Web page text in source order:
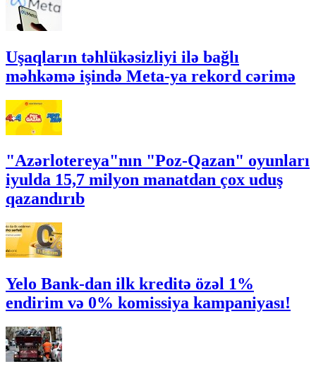
Uşaqların təhlükəsizliyi ilə bağlı
məhkəmə işində Meta-ya rekord cərimə
"Azərlotereya"nın "Poz-Qazan" oyunları
iyulda 15,7 milyon manatdan çox uduş
qazandırıb
Yelo Bank-dan ilk kreditə özəl 1%
endirim və 0% komissiya kampaniyası!